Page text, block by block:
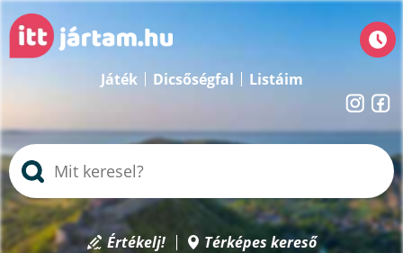
Játék Dicsőségfal Listáim
Értékelj! Térképes kereső